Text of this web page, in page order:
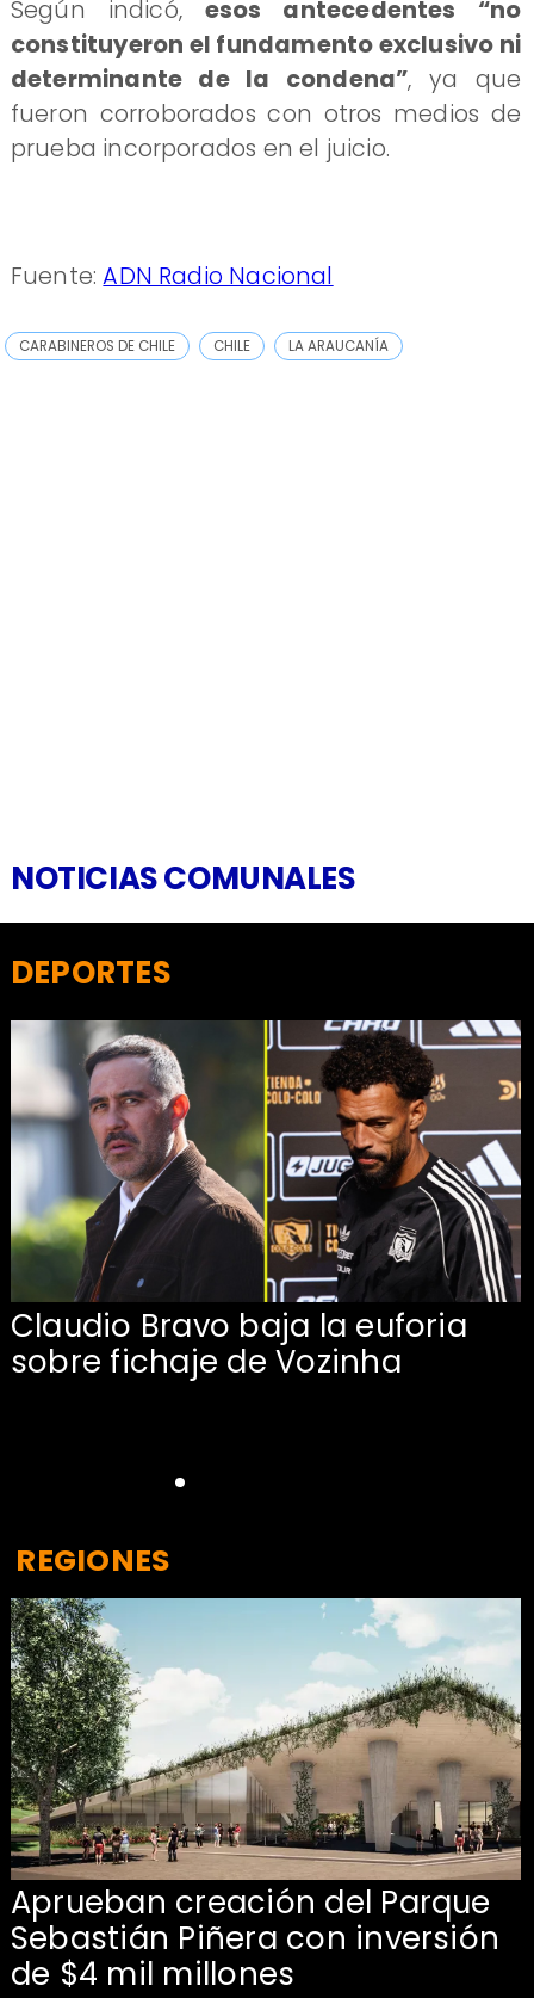
Según indicó, esos antecedentes “no
constituyeron el fundamento exclusivo ni
determinante de la condena”, ya que
fueron corroborados con otros medios de
prueba incorporados en el juicio.
Fuente:ADN Radio Nacional
CARABINEROS DE CHILE CHILE LA ARAUCANÍA
NOTICIAS COMUNALES
Claudio Bravo baja la euforia
sobre fichaje de Vozinha
DEPORTES
Aprueban creación del Parque
Sebastián Piñera con inversión
de $4 mil millones
REGIONES